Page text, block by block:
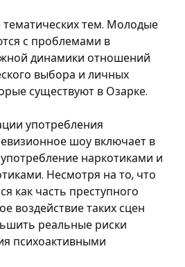
тем. Молодые
с проблемами в
динамики отношений
выбора и личных
существуют в Озарке.
употребления
шоу включает в
наркотиками и
Несмотря на то, что
как часть преступного
воздействие таких сцен
реальные риски
психоактивными